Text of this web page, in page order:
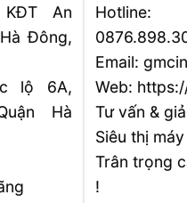
An
Đông,
lộ 6A,
Hà
Hotline:
Email:
Web:
Tư vấn &
Siêu thị
Trân trọng
!